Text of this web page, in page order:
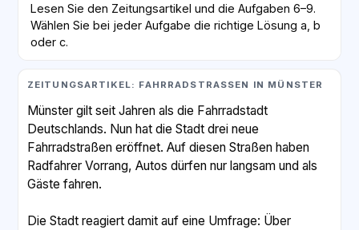
Lesen Sie den Zeitungsartikel und die Aufgaben 6–9.
Wählen Sie bei jeder Aufgabe die richtige Lösung a, b
oder c.
ZEITUNGSARTIKEL: FAHRRADSTRASSEN IN MÜNSTER
Münster gilt seit Jahren als die Fahrradstadt
Deutschlands. Nun hat die Stadt drei neue
Fahrradstraßen eröffnet. Auf diesen Straßen haben
Radfahrer Vorrang, Autos dürfen nur langsam und als
Gäste fahren.
Die Stadt reagiert damit auf eine Umfrage: Über